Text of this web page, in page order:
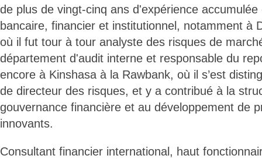
de plus de vingt-cinq ans d'expérience
bancaire, financier et institutionnel, notamment à
où il fut tour à tour analyste des risques de
département d'audit interne et responsable du
encore à Kinshasa à la Rawbank, où il s’est
de directeur des risques, et y a contribué à la
gouvernance financière et au développement de
innovants.
Consultant financier international, haut